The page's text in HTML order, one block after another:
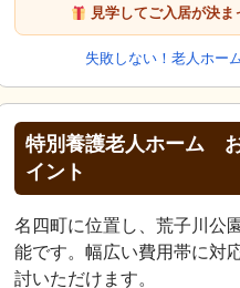
見学してご入居が決ま
失敗しない！老人ホー
特別養護老人ホーム
イント
名四町に位置し、荒子川公
能です。幅広い費用帯に対
討いただけます。